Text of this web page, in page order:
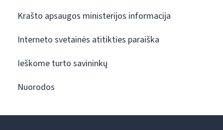
Krašto apsaugos ministerijos informacija
Interneto svetainės atitikties paraiška
Ieškome turto savininkų
Nuorodos